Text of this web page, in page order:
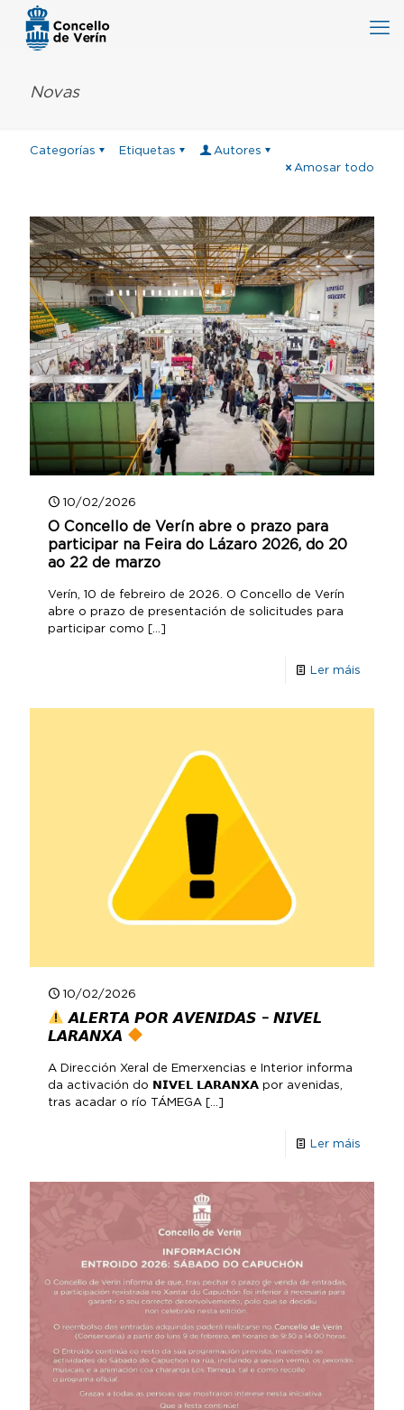
Novas
Categorías Etiquetas
Autores
Amosar todo
10/02/2026
O Concello de Verín abre o prazo para
participar na Feira do Lázaro 2026, do 20
ao 22 de marzo
Verín, 10 de febreiro de 2026. O Concello de Verín
abre o prazo de presentación de solicitudes para
participar como […]
Ler máis
10/02/2026
𝘼𝙇𝙀𝙍𝙏𝘼 𝙋𝙊𝙍 𝘼𝙑𝙀𝙉𝙄𝘿𝘼𝙎 – 𝙉𝙄𝙑𝙀𝙇
𝙇𝘼𝙍𝘼𝙉𝙓𝘼
A Dirección Xeral de Emerxencias e Interior informa
da activación do 𝗡𝗜𝗩𝗘𝗟 𝗟𝗔𝗥𝗔𝗡𝗫𝗔 por avenidas,
tras acadar o río TÁMEGA […]
Ler máis